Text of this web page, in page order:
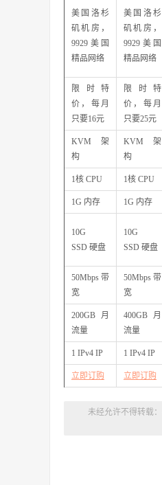
美国洛杉
矶机房，
9929美国
精品网络
美国洛杉
矶机房，
9929美国
精品网络
限时特
价，每月
只要16元
限时特
价，每月
只要25元
KVM 架
构
KVM 架
构
1核 CPU 1核 CPU
1G 内存 1G 内存
10G
SSD 硬盘
10G
SSD 硬盘
50Mbps 带
宽
50Mbps 带
宽
200GB 月
流量
400GB 月
流量
1 IPv4 IP 1 IPv4 IP
立即订购 立即订购
未经允许不得转载：